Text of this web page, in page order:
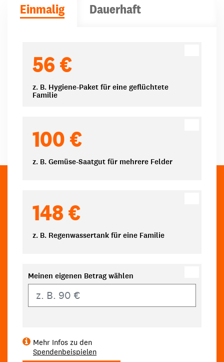
Einmalig Dauerhaft
56 €
z. B. Hygiene-Paket für eine geflüchtete
Familie
100 €
z. B. Gemüse-Saatgut für mehrere Felder
148 €
z. B. Regenwassertank für eine Familie
Meinen eigenen Betrag wählen
Mehr Infos zu den
Spendenbeispielen